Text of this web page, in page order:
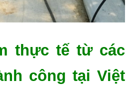
thực tế từ các
công tại Việt